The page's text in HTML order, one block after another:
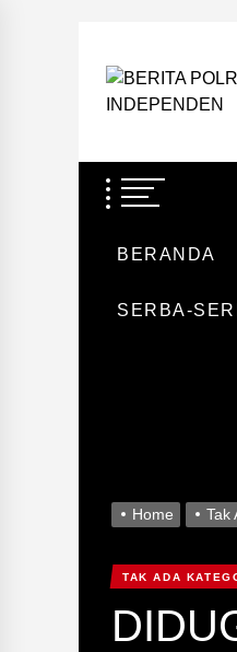
content
BERANDA
SERBA-
Home Tak
TAK ADA